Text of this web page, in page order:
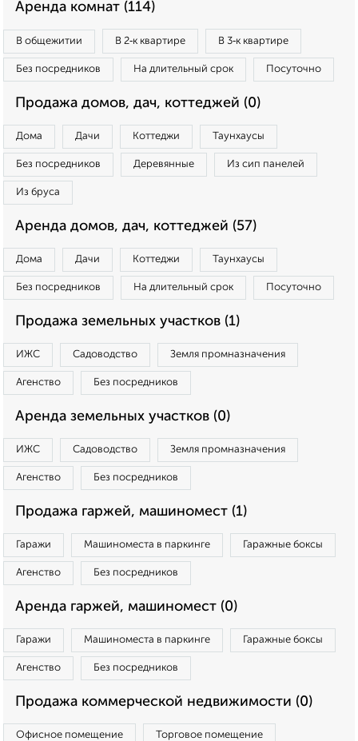
Аренда комнат (114)
В общежитии В 2‑к квартире В 3‑к квартире
Без посредников На длительный срок Посуточно
Продажа домов, дач, коттеджей (0)
Дома Дачи Коттеджи Таунхаусы
Без посредников Деревянные Из сип панелей
Из бруса
Аренда домов, дач, коттеджей (57)
Дома Дачи Коттеджи Таунхаусы
Без посредников На длительный срок Посуточно
Продажа земельных участков (1)
ИЖС Садоводство Земля промназначения
Агенство Без посредников
Аренда земельных участков (0)
ИЖС Садоводство Земля промназначения
Агенство Без посредников
Продажа гаржей, машиномест (1)
Гаражи Машиноместа в паркинге Гаражные боксы
Агенство Без посредников
Аренда гаржей, машиномест (0)
Гаражи Машиноместа в паркинге Гаражные боксы
Агенство Без посредников
Продажа коммерческой недвижимости (0)
Офисное помещение Торговое помещение